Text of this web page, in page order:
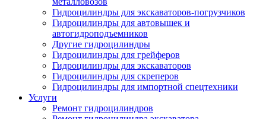
Гидроцилиндры для экскаваторов-погрузчиков
Гидроцилиндры для автовышек и
автогидроподъемников
Другие гидроцилиндры
Гидроцилиндры для грейферов
Гидроцилиндры для экскаваторов
Гидроцилиндры для скреперов
Гидроцилиндры для импортной спецтехники
Услуги
Ремонт гидроцилиндров